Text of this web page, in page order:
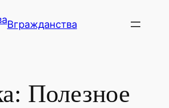
Вгражданства
Полезное